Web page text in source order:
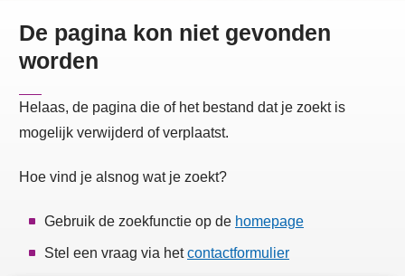
De pagina kon niet gevonden
worden
Helaas, de pagina die of het bestand dat je zoekt is
mogelijk verwijderd of verplaatst.
Hoe vind je alsnog wat je zoekt?
Gebruik de zoekfunctie op de homepage
Stel een vraag via hetcontactformulier